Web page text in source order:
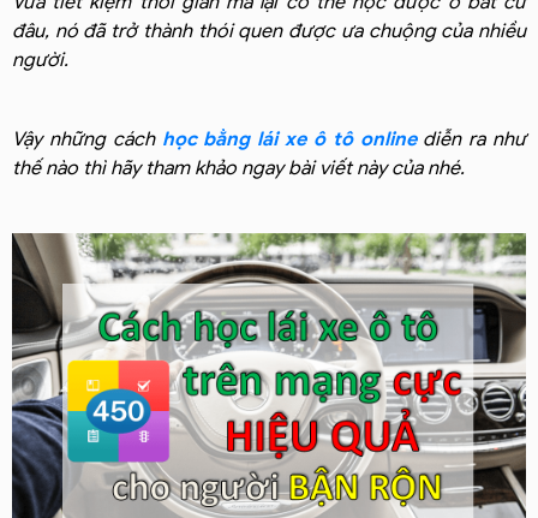
đâu, nó đã trở thành thói quen được ưa chuộng của nhiều
người.
Vậy những cách học bằng lái xe ô tô onlinediễn ra như
thế nào thì hãy tham khảo ngay bài viết này của nhé.